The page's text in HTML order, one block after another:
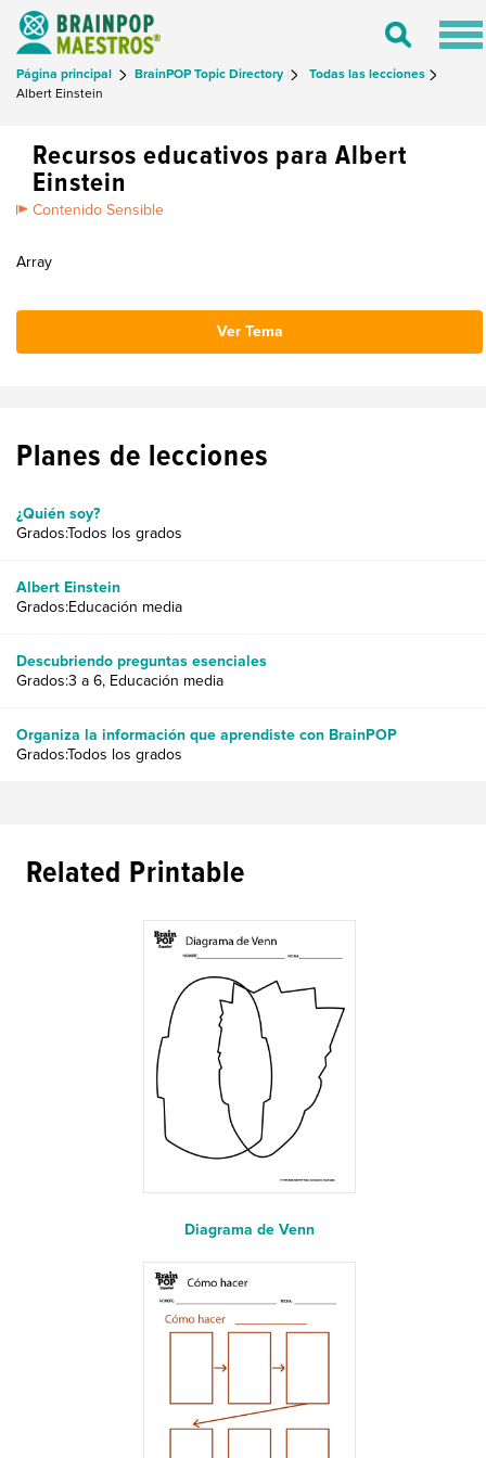
Toggle
Página principal BrainPOP Topic Directory
Todas las lecciones
Albert Einstein
Recursos educativos para Albert
Einstein
Contenido Sensible
Array
Ver Tema
Planes de lecciones
¿Quién soy?
Grados:Todos los grados
Albert Einstein
Grados:Educación media
Descubriendo preguntas esenciales
Grados:3 a 6, Educación media
Organiza la información que aprendiste con BrainPOP
Grados:Todos los grados
Related Printable
Diagrama de Venn